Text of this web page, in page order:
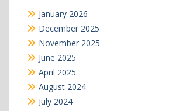
January 2026
December 2025
November 2025
June 2025
April 2025
August 2024
July 2024